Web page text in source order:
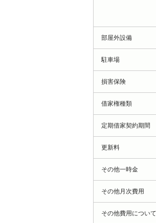
部屋外設備
駐車場
損害保険
借家権種類
定期借家契約期間
更新料
その他一時金
その他月次費用
その他費用について